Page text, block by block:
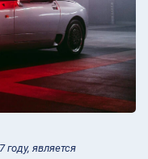
году, является